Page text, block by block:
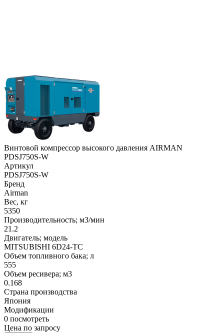
Винтовой компрессор высокого давления AIRMAN
PDSJ750S-W
Артикул
PDSJ750S-W
Бренд
Airman
Вес, кг
5350
Производительность; м3/мин
21.2
Двигатель; модель
MITSUBISHI 6D24-TC
Объем топливного бака; л
555
Объем ресивера; м3
0.168
Страна производства
Япония
Модификации
0 посмотреть
Цена по запросу